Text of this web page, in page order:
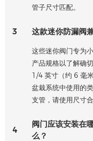
管子尺寸匹配。
3 这款迷你防漏阀
这些迷你阀门专为
产品规格以了解确
1/4 英寸（约 6 毫
盆栽系统中使用的
支管，请使用尺寸
4
阀门应该安装在
么？